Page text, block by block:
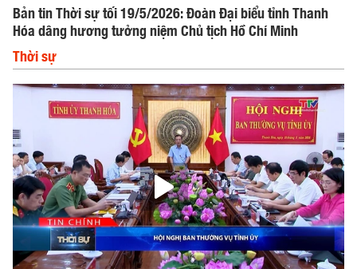
Bản tin Thời sự tối 19/5/2026: Đoàn Đại biểu tỉnh Thanh
Hóa dâng hương tưởng niệm Chủ tịch Hồ Chí Minh
Thời sự